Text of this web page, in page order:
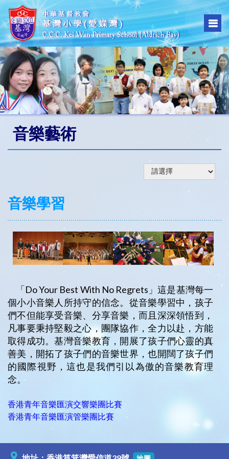
音樂藝術
音樂學習
「Do Your Best With No Regrets」這是基灣每一
個小小音樂人所持守的信念。從音樂學習中，孩子
們不但能享受音樂、分享音樂，而且深深領悟到，
凡事要秉持堅毅之心，團隊協作，全力以赴，方能
取得成功。基灣音樂教育，開展了孩子們心靈的真
善美，開拓了孩子們的音樂世界，也開闊了孩子們
的國際視野，這也是我們引以為傲的音樂教育理
念。
香港青年音樂匯演交響樂團比賽
香港青年音樂匯演管樂團比賽